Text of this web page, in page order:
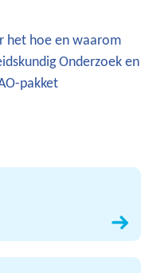
het hoe en waarom
Onderzoek en
pakket